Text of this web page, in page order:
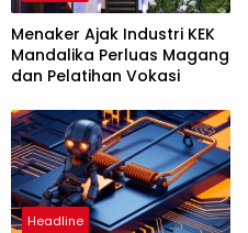
Menaker Ajak Industri KEK
Mandalika Perluas Magang
dan Pelatihan Vokasi
Headline